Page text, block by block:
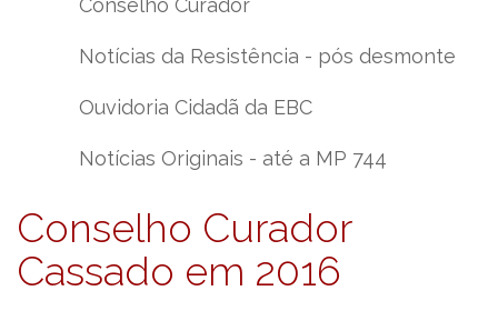
Conselho Curador
Notícias da Resistência - pós desmonte
Ouvidoria Cidadã da EBC
Notícias Originais - até a MP 744
Conselho Curador
Cassado em 2016